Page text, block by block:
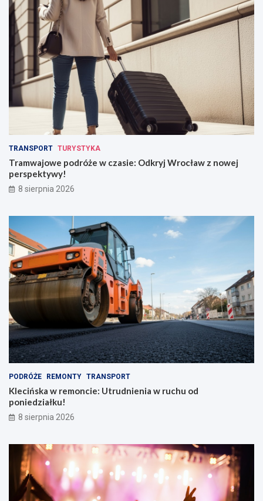
TRANSPORT TURYSTYKA
Tramwajowe podróże w czasie: Odkryj Wrocław z nowej
perspektywy!
8 sierpnia 2026
PODRÓŻE REMONTY TRANSPORT
Klecińska w remoncie: Utrudnienia w ruchu od
poniedziałku!
8 sierpnia 2026